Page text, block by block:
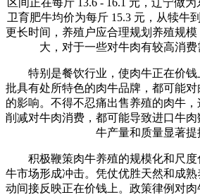
卫育肥牛均价为每斤 15.3 元，从犊牛
更长时间，养殖户应合理规划养殖规
大，对于一些对牛肉有较高消费
特别是餐饮行业，使肉牛正在价钱
批具有处所特色的肉牛品牌，都可能对
的影响。不得不忍痛出售养殖的肉牛
削减对牛肉消费，都可能导致进口牛
牛产量和质量显著提
积极鞭策肉牛养殖的规模化和尺度
牛市场形成冲击。凭仗优胜天然和成
动间接反映正在价钱上。政策律例对